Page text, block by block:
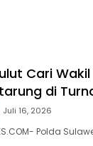
Cari
di
Juli 16, 2026
Polda